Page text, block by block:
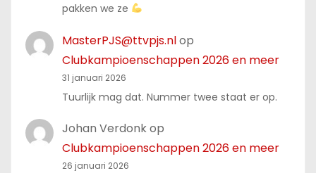
pakken we ze
MasterPJS@ttvpjs.nlop
Clubkampioenschappen 2026 en meer
31 januari 2026
Tuurlijk mag dat. Nummer twee staat er op.
Johan Verdonkop
Clubkampioenschappen 2026 en meer
26 januari 2026